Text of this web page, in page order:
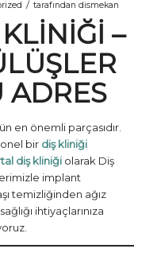
/ tarafından dismekan
–
ADRES
en önemli parçasıdır.
bir diş kliniği
diş kliniğiolarak Diş
implant
temizliğinden ağız
ihtiyaçlarınıza